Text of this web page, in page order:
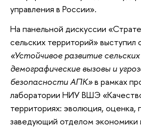
управления в России».
На панельной дискуссии
сельских территорий» выступил
«Устойчивое развитие
демографические вызовы и
безопасности АПК»в рамках
лаборатории НИУ ВШЭ
территориях: эволюция, оценка,
заведующий отделом экономики